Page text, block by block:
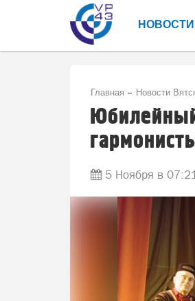
НОВОСТИ
Главная Новости
5 Ноября в